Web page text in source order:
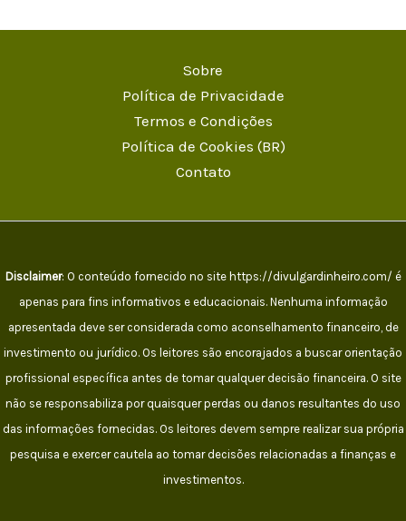
Sobre
Política de Privacidade
Termos e Condições
Política de Cookies (BR)
Contato
Disclaimer: O conteúdo fornecido no site https://divulgardinheiro.com/ é
apenas para fins informativos e educacionais. Nenhuma informação
apresentada deve ser considerada como aconselhamento financeiro, de
investimento ou jurídico. Os leitores são encorajados a buscar orientação
profissional específica antes de tomar qualquer decisão financeira. O site
não se responsabiliza por quaisquer perdas ou danos resultantes do uso
das informações fornecidas. Os leitores devem sempre realizar sua própria
pesquisa e exercer cautela ao tomar decisões relacionadas a finanças e
investimentos.